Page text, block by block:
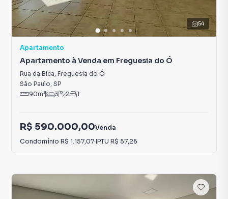
54
Apartamento
Apartamento à Venda em Freguesia do Ó
Rua da Bica, Freguesia do Ó
São Paulo, SP
90m² 3 2 1
R$ 590.000,00Venda
Condomínio R$ 1.157,07·IPTU R$ 57,26